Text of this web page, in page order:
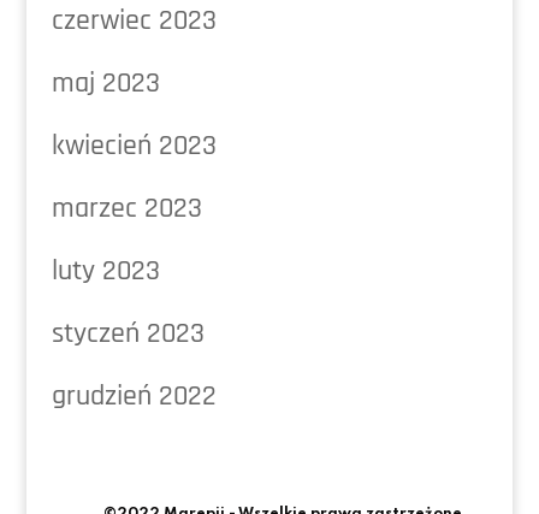
czerwiec 2023
maj 2023
kwiecień 2023
marzec 2023
luty 2023
styczeń 2023
grudzień 2022